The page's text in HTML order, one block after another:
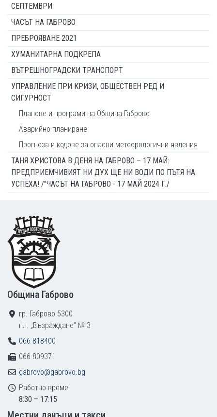
СЕПТЕМВРИ
ЧАСЪТ НА ГАБРОВО
ПРЕБРОЯВАНЕ 2021
ХУМАНИТАРНА ПОДКРЕПА
ВЪТРЕШНОГРАДСКИ ТРАНСПОРТ
УПРАВЛЕНИЕ ПРИ КРИЗИ, ОБЩЕСТВЕН РЕД И
СИГУРНОСТ
Планове и програми на Община Габрово
Аварийно планиране
Прогноза и кодове за опасни метеорологични явления
ТАНЯ ХРИСТОВА В ДЕНЯ НА ГАБРОВО – 17 МАЙ:
ПРЕДПРИЕМЧИВИЯТ НИ ДУХ ЩЕ НИ ВОДИ ПО ПЪТЯ НА
УСПЕХА! /"ЧАСЪТ НА ГАБРОВО - 17 МАЙ 2024 Г./
Footer
Община Габрово
гр. Габрово 5300
пл. „Възраждане“ № 3
066 818400
066 809371
gabrovo@gabrovo.bg
Работно време
8:30 – 17:15